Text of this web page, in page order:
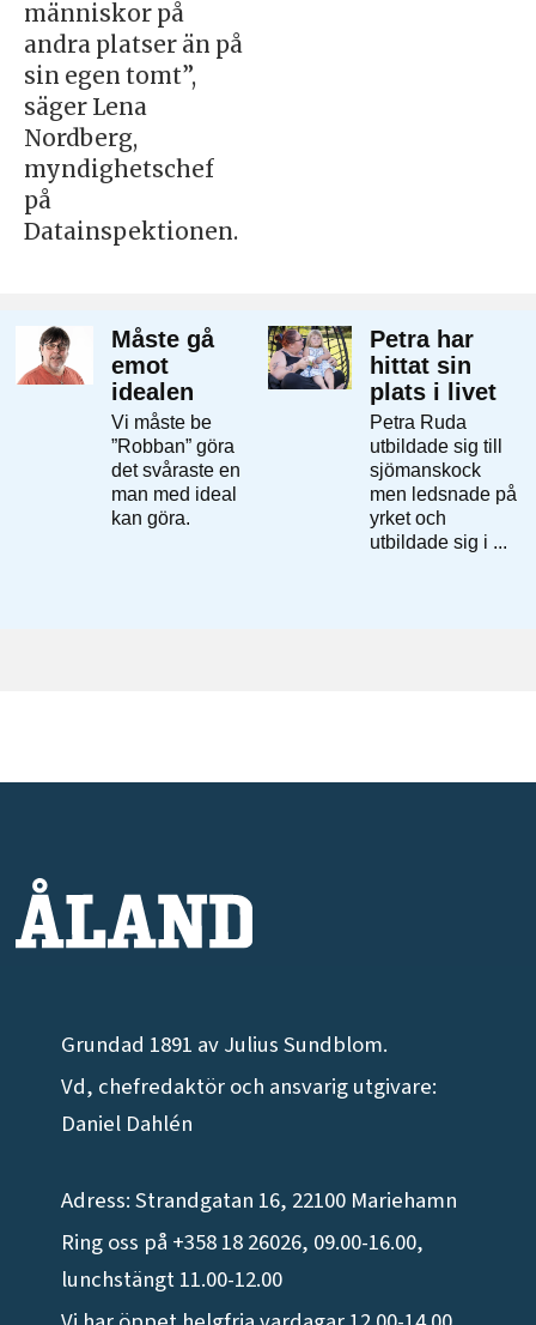
människor på
andra platser än på
sin egen tomt”,
säger Lena
Nordberg,
myndighetschef
på
Datainspektionen.
Grundad 1891 av Julius Sundblom.
Vd, chefredaktör och ansvarig utgivare:
Daniel Dahlén
Adress: Strandgatan 16, 22100 Mariehamn
Ring oss på +358 18 26026, 09.00-16.00,
lunchstängt 11.00-12.00